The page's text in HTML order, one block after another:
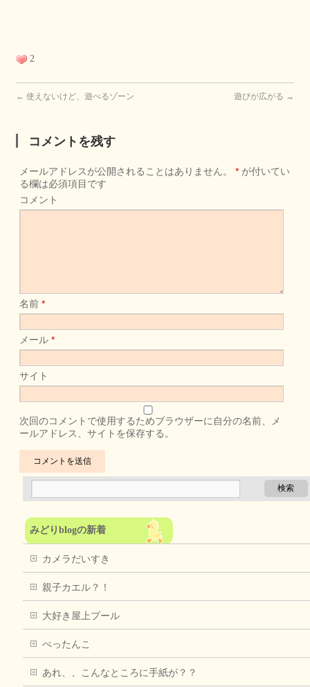
2
← 使えないけど、遊べるゾーン 遊びが広がる →
コメントを残す
メールアドレスが公開されることはありません。 * が付いてい
る欄は必須項目です
コメント
名前*
メール*
サイト
次回のコメントで使用するためブラウザーに自分の名前、メ
ールアドレス、サイトを保存する。
みどりblogの新着
カメラだいすき
親子カエル？！
大好き屋上プール
ぺったんこ
あれ、、こんなところに手紙が？？